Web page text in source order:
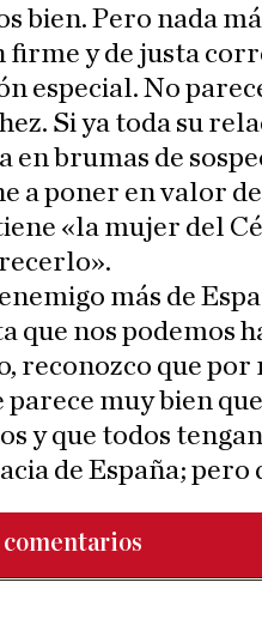
bien. Pero nada
firme y de justa
especial. No
Si ya toda su
en brumas de
a poner en valor
«la mujer del
más de
que nos podemos
reconozco que
parece muy bien
y que todos
de España; pero
comentarios